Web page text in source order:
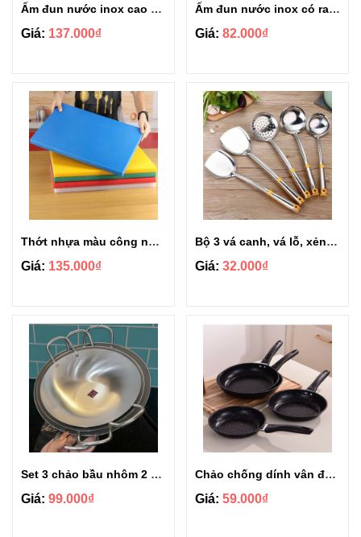
Ấm đun nước inox cao cấp dung tích 5L
Giá: 137.000₫
Ấm đun nước inox có ray lọc cao cấp 1.5L
Giá: 82.000₫
Thớt nhựa màu công nghiệp chữ nhật size 30-40-2cm
Giá: 135.000₫
Bộ 3 vá canh, vá lỗ, xẻng xào thức ăn inox size 12cm
Giá: 32.000₫
Set 3 chảo bầu nhôm 2 quai cao cấp size 24-26-28cm
Giá: 99.000₫
Chảo chống dính vân đá tiện dụng CCD24 size 24cm
Giá: 59.000₫